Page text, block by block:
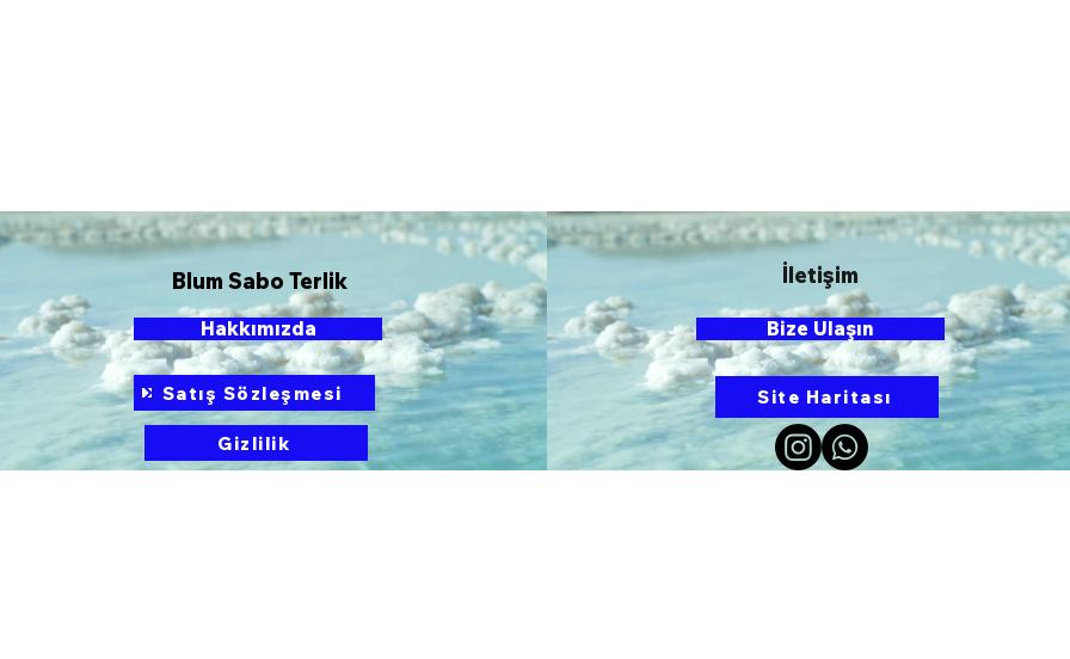
Blum Sabo Terlik
Hakkımızda
Satış Sözleşmesi
Gizlilik
İletişim
Bize Ulaşın
Site Haritası